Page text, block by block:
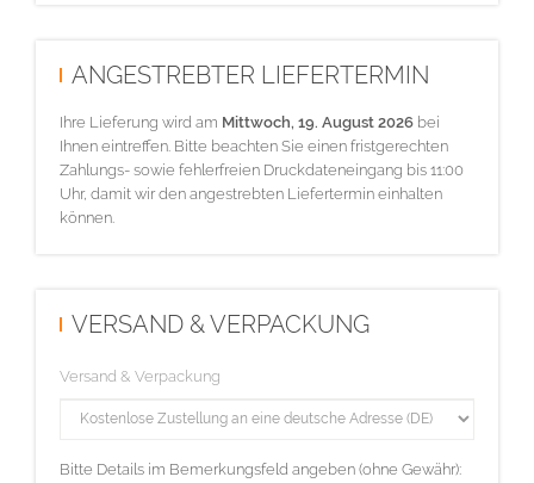
ANGESTREBTER LIEFERTERMIN
Ihre Lieferung wird am Mittwoch, 19. August 2026 bei
Ihnen eintreffen. Bitte beachten Sie einen fristgerechten
Zahlungs- sowie fehlerfreien Druckdateneingang bis 11:00
Uhr, damit wir den angestrebten Liefertermin einhalten
können.
VERSAND & VERPACKUNG
Versand & Verpackung
Bitte Details im Bemerkungsfeld angeben (ohne Gewähr):